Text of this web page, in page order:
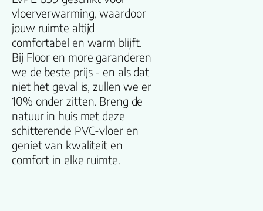
vloerverwarming, waardoor
jouw ruimte altijd
comfortabel en warm blijft.
Bij Floor en more garanderen
we de beste prijs - en als dat
niet het geval is, zullen we er
10% onder zitten. Breng de
natuur in huis met deze
schitterende PVC-vloer en
geniet van kwaliteit en
comfort in elke ruimte.